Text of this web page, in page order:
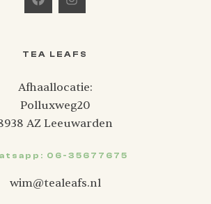
TEA LEAFS
Afhaallocatie:
Polluxweg20
AZ Leeuwarden
06-35677675
wim@tealeafs.nl